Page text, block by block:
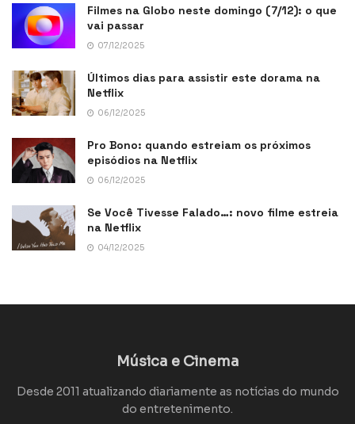
Filmes na Globo neste domingo (7/12): o que
vai passar
07/12/2025
Últimos dias para assistir este dorama na
Netflix
06/12/2025
Pro Bono: quando estreiam os próximos
episódios na Netflix
06/12/2025
Se Você Tivesse Falado…: novo filme estreia
na Netflix
04/12/2025
Música e Cinema
Desde 2011 atualizando diariamente as notícias do mundo
do entretenimento.